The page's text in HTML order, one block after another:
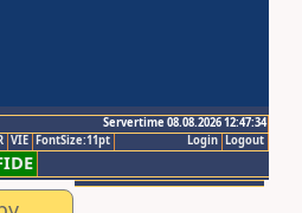
Servertime 08.08.2026 12:47:34
Logout
Login
VIE FontSize:11pt